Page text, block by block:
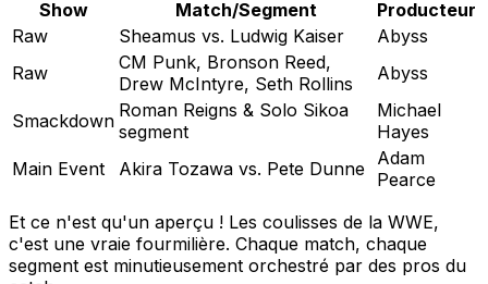
Show Match/Segment
Producteur
Raw
Sheamus vs. Ludwig Kaiser
Abyss
Raw
CM Punk, Bronson Reed,
Drew McIntyre, Seth Rollins
Abyss
Smackdown Roman Reigns & Solo Sikoa
segment
Michael
Hayes
Main Event
Akira Tozawa vs. Pete Dunne Adam
Pearce
Et ce n'est qu'un aperçu ! Les coulisses de la WWE,
c'est une vraie fourmilière. Chaque match, chaque
segment est minutieusement orchestré par des pros du